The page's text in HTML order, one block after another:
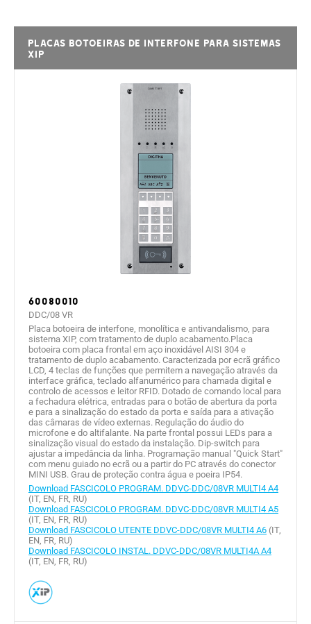
Placas botoeiras de interfone para sistemas
XIP
60080010
DDC/08 VR
Placa botoeira de interfone, monolítica e antivandalismo, para
sistema XIP, com tratamento de duplo acabamento.Placa
botoeira com placa frontal em aço inoxidável AISI 304 e
tratamento de duplo acabamento. Caracterizada por ecrã gráfico
LCD, 4 teclas de funções que permitem a navegação através da
interface gráfica, teclado alfanumérico para chamada digital e
controlo de acessos e leitor RFID. Dotado de comando local para
a fechadura elétrica, entradas para o botão de abertura da porta
e para a sinalização do estado da porta e saída para a ativação
das câmaras de vídeo externas. Regulação do áudio do
microfone e do altifalante. Na parte frontal possui LEDs para a
sinalização visual do estado da instalação. Dip-switch para
ajustar a impedância da linha. Programação manual "Quick Start"
com menu guiado no ecrã ou a partir do PC através do conector
MINI USB. Grau de proteção contra água e poeira IP54.
Download FASCICOLO PROGRAM. DDVC-DDC/08VR MULTI4 A4
(IT, EN, FR, RU)
Download FASCICOLO PROGRAM. DDVC-DDC/08VR MULTI4 A5
(IT, EN, FR, RU)
Download FASCICOLO UTENTE DDVC-DDC/08VR MULTI4 A6 (IT,
EN, FR, RU)
Download FASCICOLO INSTAL. DDVC-DDC/08VR MULTI4A A4
(IT, EN, FR, RU)